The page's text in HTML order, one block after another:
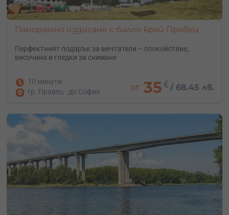
Панорамно издигане с балон край Правец
Перфектният подарък за мечтатели – спокойствие,
височина и гледки за снимане
10 минути
гр. Правец - до София
от 35 € / 68.45 лв.